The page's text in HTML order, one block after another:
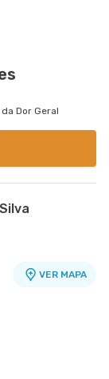
Dor Geral
VER MAPA